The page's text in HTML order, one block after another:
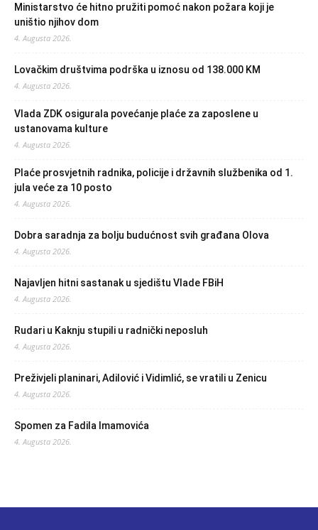
Ministarstvo će hitno pružiti pomoć nakon požara koji je
uništio njihov dom
4. Augusta 2026.
Lovačkim društvima podrška u iznosu od 138.000 KM
4. Augusta 2026.
Vlada ZDK osigurala povećanje plaće za zaposlene u
ustanovama kulture
4. Augusta 2026.
Plaće prosvjetnih radnika, policije i državnih službenika od 1.
jula veće za 10 posto
4. Augusta 2026.
Dobra saradnja za bolju budućnost svih građana Olova
4. Augusta 2026.
Najavljen hitni sastanak u sjedištu Vlade FBiH
4. Augusta 2026.
Rudari u Kaknju stupili u radnički neposluh
4. Augusta 2026.
Preživjeli planinari, Adilović i Vidimlić, se vratili u Zenicu
4. Augusta 2026.
Spomen za Fadila Imamovića
4. Augusta 2026.